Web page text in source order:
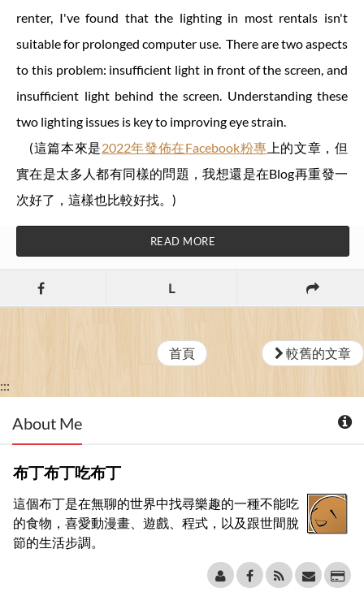
renter, I've found that the lighting in most rentals isn't
suitable for prolonged computer use. There are two aspects
to this problem: insufficient light in front of the screen, and
insufficient light behind the screen. Understanding these
two lighting issues is key to improving eye strain.
(這篇本來是2022年發佈在Facebook粉專 上的文章，但
實在是太多人都有同樣的問題，我想還是在Blog再重發一
次好了，這樣也比較好找。)
READ MORE
L
首頁 較舊的文章
:::
About Me
布丁布丁吃布丁
這個布丁是在無聊的世界中找尋樂趣的一種不能吃
的食物，喜愛動漫畫、遊戲、程式，以及跟世間脫
節的生活步調。